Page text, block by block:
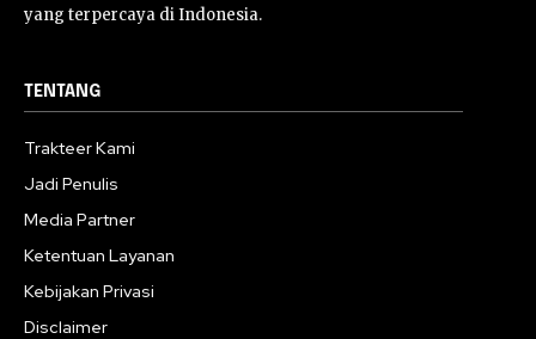
yang terpercaya di Indonesia.
TENTANG
Trakteer Kami
Jadi Penulis
Media Partner
Ketentuan Layanan
Kebijakan Privasi
Disclaimer